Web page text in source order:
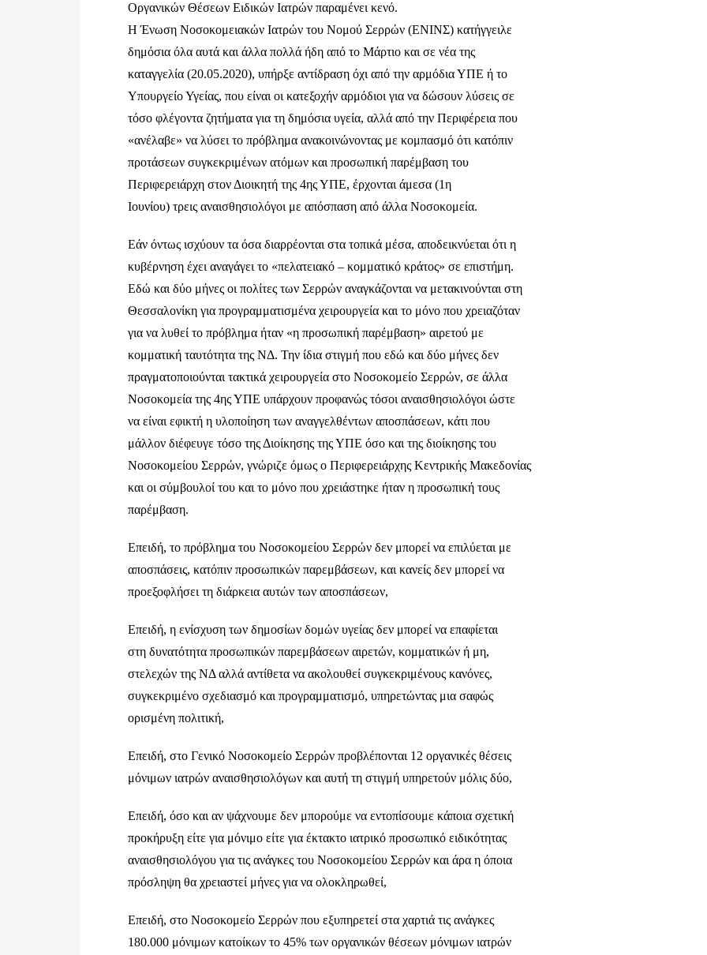
Οργανικών Θέσεων Ειδικών Ιατρών παραμένει κενό.
Η Ένωση Νοσοκομειακών Ιατρών του Νομού Σερρών (ΕΝΙΝΣ) κατήγγειλε
δημόσια όλα αυτά και άλλα πολλά ήδη από το Μάρτιο και σε νέα της
καταγγελία (20.05.2020), υπήρξε αντίδραση όχι από την αρμόδια ΥΠΕ ή το
Υπουργείο Υγείας, που είναι οι κατεξοχήν αρμόδιοι για να δώσουν λύσεις σε
τόσο φλέγοντα ζητήματα για τη δημόσια υγεία, αλλά από την Περιφέρεια που
«ανέλαβε» να λύσει το πρόβλημα ανακοινώνοντας με κομπασμό ότι κατόπιν
προτάσεων συγκεκριμένων ατόμων και προσωπική παρέμβαση του
Περιφερειάρχη στον Διοικητή της 4ης ΥΠΕ, έρχονται άμεσα (1η
Ιουνίου) τρεις αναισθησιολόγοι με απόσπαση από άλλα Νοσοκομεία.
Εάν όντως ισχύουν τα όσα διαρρέονται στα τοπικά μέσα, αποδεικνύεται ότι η
κυβέρνηση έχει αναγάγει το «πελατειακό – κομματικό κράτος» σε επιστήμη.
Εδώ και δύο μήνες οι πολίτες των Σερρών αναγκάζονται να μετακινούνται στη
Θεσσαλονίκη για προγραμματισμένα χειρουργεία και το μόνο που χρειαζόταν
για να λυθεί το πρόβλημα ήταν «η προσωπική παρέμβαση» αιρετού με
κομματική ταυτότητα της ΝΔ. Την ίδια στιγμή που εδώ και δύο μήνες δεν
πραγματοποιούνται τακτικά χειρουργεία στο Νοσοκομείο Σερρών, σε άλλα
Νοσοκομεία της 4ης ΥΠΕ υπάρχουν προφανώς τόσοι αναισθησιολόγοι ώστε
να είναι εφικτή η υλοποίηση των αναγγελθέντων αποσπάσεων, κάτι που
μάλλον διέφευγε τόσο της Διοίκησης της ΥΠΕ όσο και της διοίκησης του
Νοσοκομείου Σερρών, γνώριζε όμως ο Περιφερειάρχης Κεντρικής Μακεδονίας
και οι σύμβουλοί του και το μόνο που χρειάστηκε ήταν η προσωπική τους
παρέμβαση.
Επειδή, το πρόβλημα του Νοσοκομείου Σερρών δεν μπορεί να επιλύεται με
αποσπάσεις, κατόπιν προσωπικών παρεμβάσεων, και κανείς δεν μπορεί να
προεξοφλήσει τη διάρκεια αυτών των αποσπάσεων,
Επειδή, η ενίσχυση των δημοσίων δομών υγείας δεν μπορεί να επαφίεται
στη δυνατότητα προσωπικών παρεμβάσεων αιρετών, κομματικών ή μη,
στελεχών της ΝΔ αλλά αντίθετα να ακολουθεί συγκεκριμένους κανόνες,
συγκεκριμένο σχεδιασμό και προγραμματισμό, υπηρετώντας μια σαφώς
ορισμένη πολιτική,
Επειδή, στο Γενικό Νοσοκομείο Σερρών προβλέπονται 12 οργανικές θέσεις
μόνιμων ιατρών αναισθησιολόγων και αυτή τη στιγμή υπηρετούν μόλις δύο,
Επειδή, όσο και αν ψάχνουμε δεν μπορούμε να εντοπίσουμε κάποια σχετική
προκήρυξη είτε για μόνιμο είτε για έκτακτο ιατρικό προσωπικό ειδικότητας
αναισθησιολόγου για τις ανάγκες του Νοσοκομείου Σερρών και άρα η όποια
πρόσληψη θα χρειαστεί μήνες για να ολοκληρωθεί,
Επειδή, στο Νοσοκομείο Σερρών που εξυπηρετεί στα χαρτιά τις ανάγκες
180.000 μόνιμων κατοίκων το 45% των οργανικών θέσεων μόνιμων ιατρών